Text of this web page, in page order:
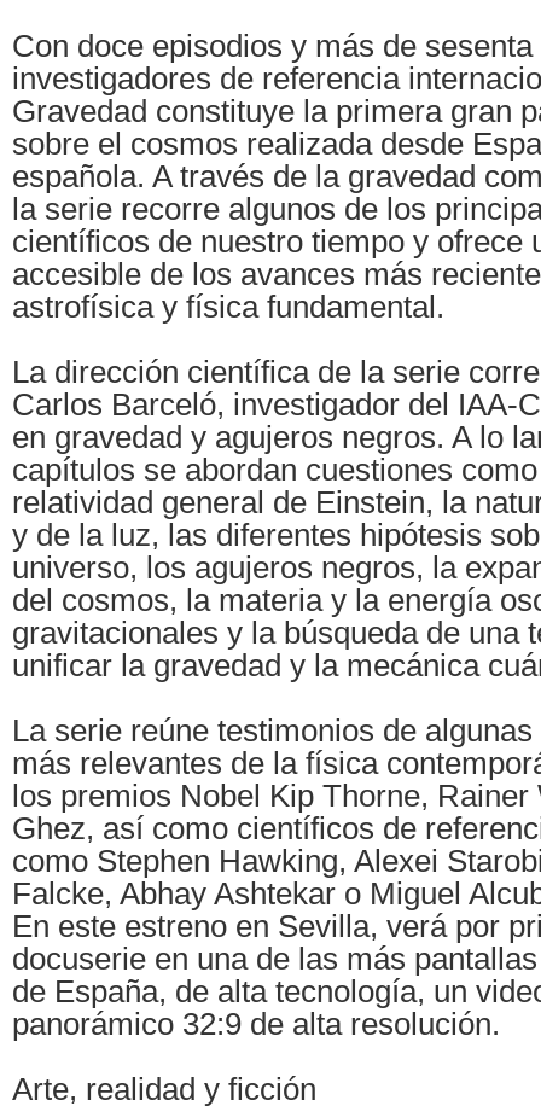
Con doce episodios y más de
investigadores de referencia
Gravedad constituye la primera gran
sobre el cosmos realizada desde
española. A través de la gravedad
la serie recorre algunos de los
científicos de nuestro tiempo y ofrece
accesible de los avances más
astrofísica y física fundamental.
La dirección científica de la serie
Carlos Barceló, investigador del IAA-
en gravedad y agujeros negros. A lo
capítulos se abordan cuestiones
relatividad general de Einstein, la
y de la luz, las diferentes hipótesis
universo, los agujeros negros, la
del cosmos, la materia y la energía
gravitacionales y la búsqueda de una
unificar la gravedad y la mecánica
La serie reúne testimonios de
más relevantes de la física
los premios Nobel Kip Thorne,
Ghez, así como científicos de
como Stephen Hawking, Alexei
Falcke, Abhay Ashtekar o Miguel
En este estreno en Sevilla, verá por
docuserie en una de las más
de España, de alta tecnología, un
panorámico 32:9 de alta resolución.
Arte, realidad y ficción